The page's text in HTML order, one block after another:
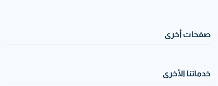
صفحات أخرى
خدماتنا الأخرى